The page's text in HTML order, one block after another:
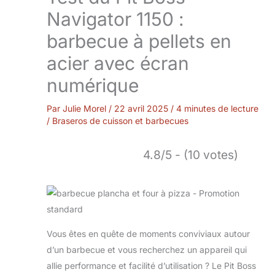
Navigator 1150 :
barbecue à pellets en
acier avec écran
numérique
Par Julie Morel / 22 avril 2025 / 4 minutes de lecture
/ Braseros de cuisson et barbecues
4.8/5 - (10 votes)
Vous êtes en quête de moments conviviaux autour
d’un barbecue et vous recherchez un appareil qui
allie performance et facilité d’utilisation ? Le Pit Boss